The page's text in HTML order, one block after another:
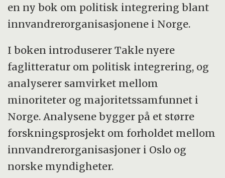
en ny bok om politisk integrering blant
innvandrerorganisasjonene i Norge.
I boken introduserer Takle nyere
faglitteratur om politisk integrering, og
analyserer samvirket mellom
minoriteter og majoritetssamfunnet i
Norge. Analysene bygger på et større
forskningsprosjekt om forholdet mellom
innvandrerorganisasjoner i Oslo og
norske myndigheter.